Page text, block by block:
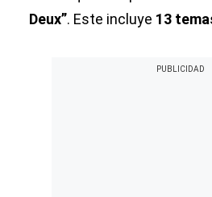
Deux”. Este incluye 13